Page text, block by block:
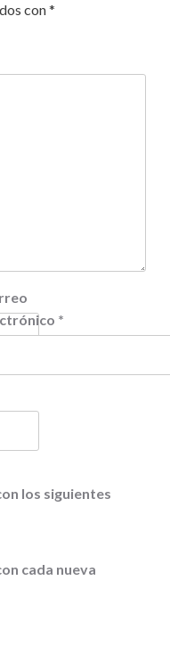
con*
*
los siguientes
cada nueva